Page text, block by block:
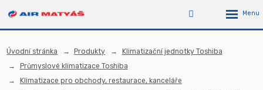
Úvodní stránka Produkty
Klimatizační jednotky Toshiba
Průmyslové klimatizace Toshiba
Klimatizace pro obchody, restaurace, kanceláře